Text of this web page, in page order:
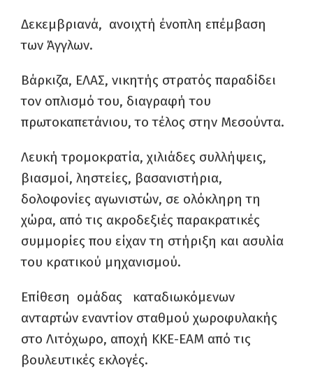
Δεκεμβριανά, ανοιχτή ένοπλη επέμβαση
των Άγγλων.
Βάρκιζα, ΕΛΑΣ, νικητής στρατός παραδίδει
τον οπλισμό του, διαγραφή του
πρωτοκαπετάνιου, το τέλος στην Μεσούντα.
Λευκή τρομοκρατία, χιλιάδες συλλήψεις,
βιασμοί, ληστείες, βασανιστήρια,
δολοφονίες αγωνιστών, σε ολόκληρη τη
χώρα, από τις ακροδεξιές παρακρατικές
συμμορίες που είχαν τη στήριξη και ασυλία
του κρατικού μηχανισμού.
Επίθεση ομάδας καταδιωκόμενων
ανταρτών εναντίον σταθμού χωροφυλακής
στο Λιτόχωρο, αποχή ΚΚΕ-ΕΑΜ από τις
βουλευτικές εκλογές.